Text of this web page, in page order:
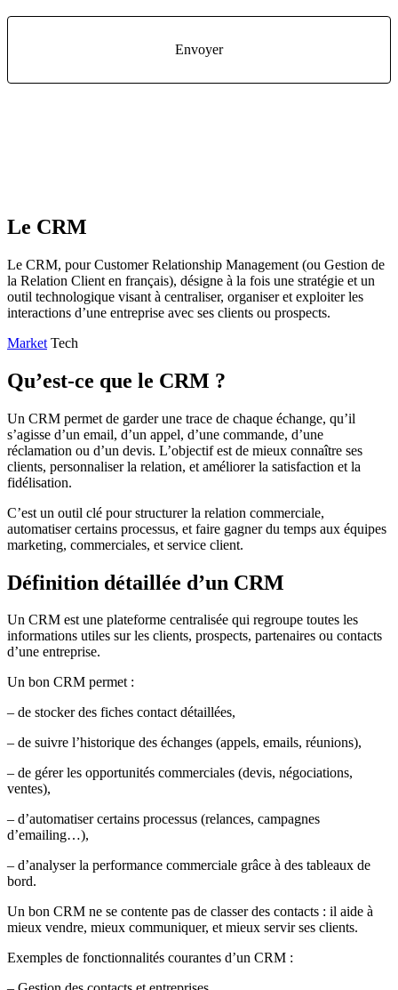
Le CRM
Le CRM, pour Customer Relationship Management (ou Gestion de
la Relation Client en français), désigne à la fois une stratégie et un
outil technologique visant à centraliser, organiser et exploiter les
interactions d’une entreprise avec ses clients ou prospects.
Market Tech
Qu’est-ce que le CRM ?
Un CRM permet de garder une trace de chaque échange, qu’il
s’agisse d’un email, d’un appel, d’une commande, d’une
réclamation ou d’un devis. L’objectif est de mieux connaître ses
clients, personnaliser la relation, et améliorer la satisfaction et la
fidélisation.
C’est un outil clé pour structurer la relation commerciale,
automatiser certains processus, et faire gagner du temps aux équipes
marketing, commerciales, et service client.
Définition détaillée d’un CRM
Un CRM est une plateforme centralisée qui regroupe toutes les
informations utiles sur les clients, prospects, partenaires ou contacts
d’une entreprise.
Un bon CRM permet :
– de stocker des fiches contact détaillées,
– de suivre l’historique des échanges (appels, emails, réunions),
– de gérer les opportunités commerciales (devis, négociations,
ventes),
– d’automatiser certains processus (relances, campagnes
d’emailing…),
– d’analyser la performance commerciale grâce à des tableaux de
bord.
Un bon CRM ne se contente pas de classer des contacts : il aide à
mieux vendre, mieux communiquer, et mieux servir ses clients.
Exemples de fonctionnalités courantes d’un CRM :